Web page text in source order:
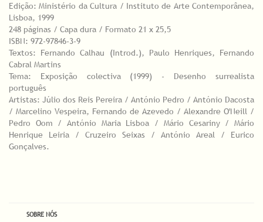
Edição: Ministério da Cultura / Instituto de Arte Contemporânea,
Lisboa, 1999
248 páginas / Capa dura / Formato 21 x 25,5
ISBN: 972-97846-3-9
Textos: Fernando Calhau (Introd.), Paulo Henriques, Fernando
Cabral Martins
Tema: Exposição colectiva (1999) - Desenho surrealista
português
Artistas: Júlio dos Reis Pereira / António Pedro / António Dacosta
/ Marcelino Vespeira, Fernando de Azevedo / Alexandre O'Neill /
Pedro Oom / António Maria Lisboa / Mário Cesariny / Mário
Henrique Leiria / Cruzeiro Seixas / António Areal / Eurico
Gonçalves.
SOBRE NÓS